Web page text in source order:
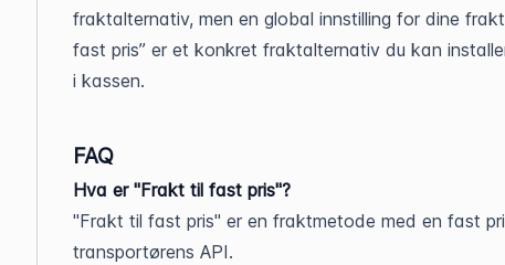
fraktalternativ, men en global innstilling for dine
fast pris” er et konkret fraktalternativ du kan
i kassen.
FAQ
Hva er "Frakt til fast pris"?
"Frakt til fast pris" er en fraktmetode med en fast
transportørens API.